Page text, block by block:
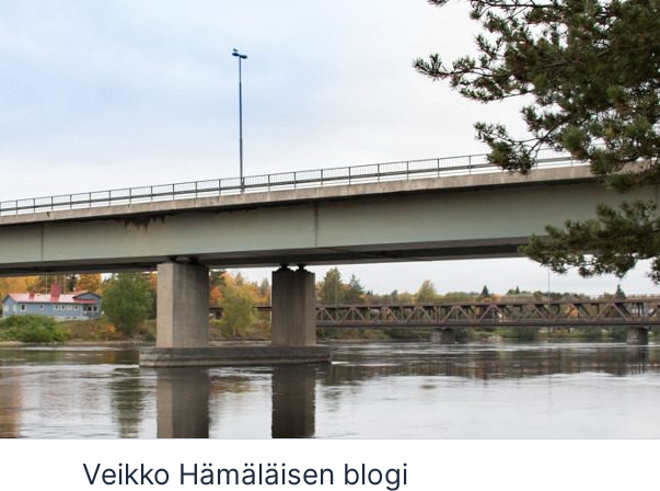
Veikko Hämäläisen blogi